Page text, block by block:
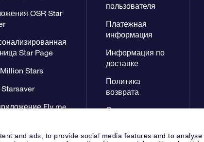
and ads, to provide social media features and to analyse
OSR Star
Star Page
Stars
Starsaver
Fly me
пользователя
Платежная
информация
Информация по
доставке
Политика
возврата
Созвездиях